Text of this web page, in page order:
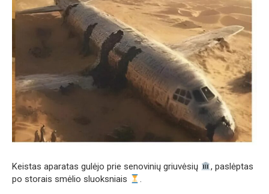
Keistas aparatas gulėjo prie senovinių griuvėsių
, paslėptas
po storais smėlio sluoksniais
.